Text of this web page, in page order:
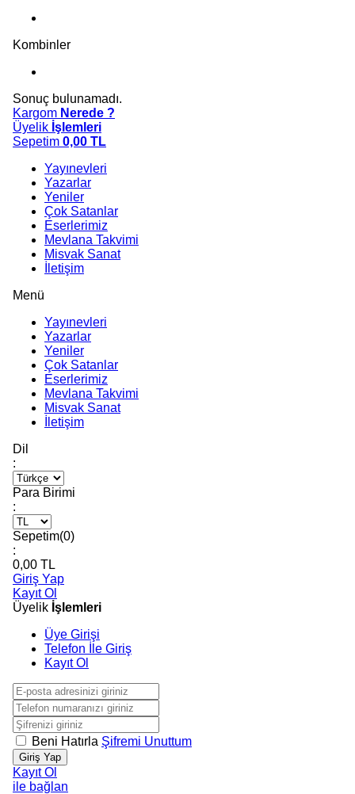
Kombinler
Sonuç bulunamadı.
Kargom Nerede ?
Üyelik İşlemleri
Sepetim 0,00 TL
Yayınevleri
Yazarlar
Yeniler
Çok Satanlar
Eserlerimiz
Mevlana Takvimi
Misvak Sanat
İletişim
Menü
Yayınevleri
Yazarlar
Yeniler
Çok Satanlar
Eserlerimiz
Mevlana Takvimi
Misvak Sanat
İletişim
Dil
:
Para Birimi
:
Sepetim(0)
:
0,00 TL
Giriş Yap
Kayıt Ol
Üyelik İşlemleri
Üye Girişi
Telefon İle Giriş
Kayıt Ol
Beni Hatırla Şifremi Unuttum
Giriş Yap
Kayıt Ol
ile bağlan